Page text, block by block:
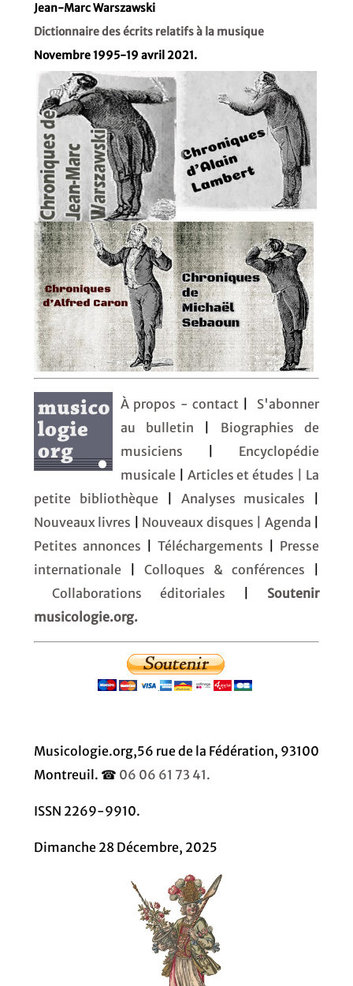
Jean-Marc Warszawski
Dictionnaire des écrits relatifs à la musique
Novembre 1995-19 avril 2021.
À propos - contact
S'abonner
au bulletin
Biographies de
musiciens
Encyclopédie
musicale
Articles et études | La
petite bibliothèque
Analyses musicales
Nouveaux livres
Nouveaux disques | Agenda
Petites annonces
|Téléchargements
Presse
internationale
Colloques & conférences
Collaborations éditoriales
Soutenir
musicologie.org.
Musicologie.org,56 rue de la Fédération, 93100
Montreuil. ☎ 06 06 61 73 41.
ISSN 2269-9910.
Dimanche 28 Décembre, 2025